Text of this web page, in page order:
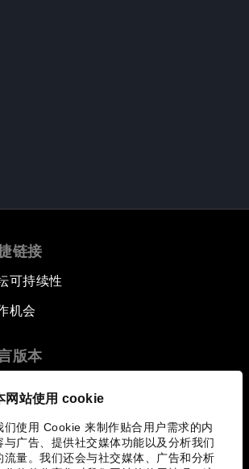
网站使用 cookie
们使用 Cookie 来制作贴合用户需求的内
与广告、提供社交媒体功能以及分析我们
流量。我们还会与社交媒体、广告和分析
链接
可持续性
机会
版本